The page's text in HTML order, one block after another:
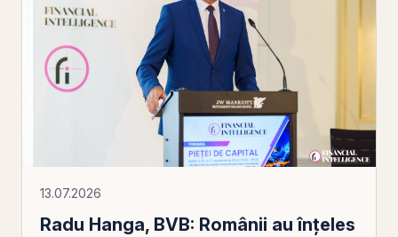
13.07.2026
Radu Hanga, BVB: Românii au înțeles